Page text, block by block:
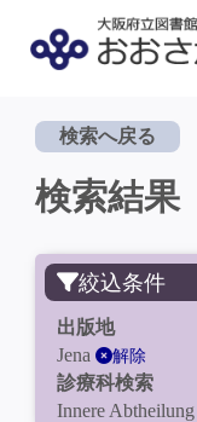
検索へ戻る
検索結果
絞込条件
出版地
Jena
解除
診療科検索
Innere Abtheilung